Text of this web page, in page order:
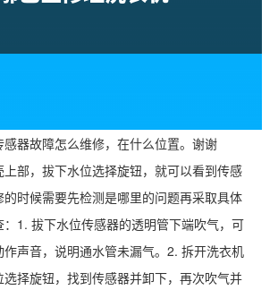
感器故障怎么维修，在什么位置。谢谢
部，拔下水位选择旋钮，就可以看到传感
时候需要先检测是哪里的问题再采取具体
：1. 拔下水位传感器的透明管下端吹气，可
作声音，说明通水管未漏气。2. 拆开洗衣机
择旋钮，找到传感器并卸下，再次吹气并